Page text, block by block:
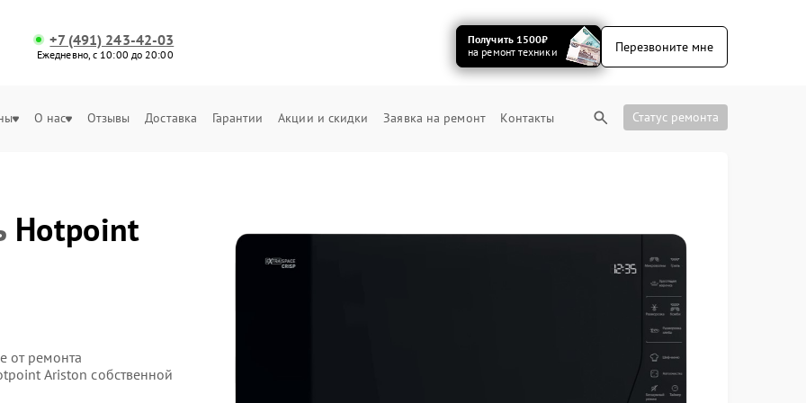
+7 (491) 243-42-03
Ежедневно, с 10:00 до 20:00
Получить 1500₽
на ремонт техники
Перезвоните мне
О нас Отзывы Доставка Гарантии Акции и скидки Заявка на ремонт Контакты Статус ремонта
Hotpoint
от ремонта
Ariston собственной